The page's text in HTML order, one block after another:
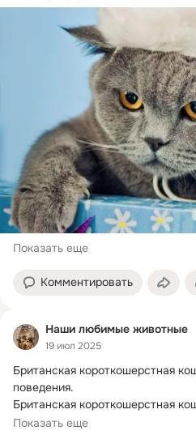
Страна происхождения: Англия
Показать еще
Комментировать
Наши любимые животные
19 июл 2025
Британская короткошерстная
поведения.
Британская короткошерстная
обладающая рядом выраженных...
Показать еще